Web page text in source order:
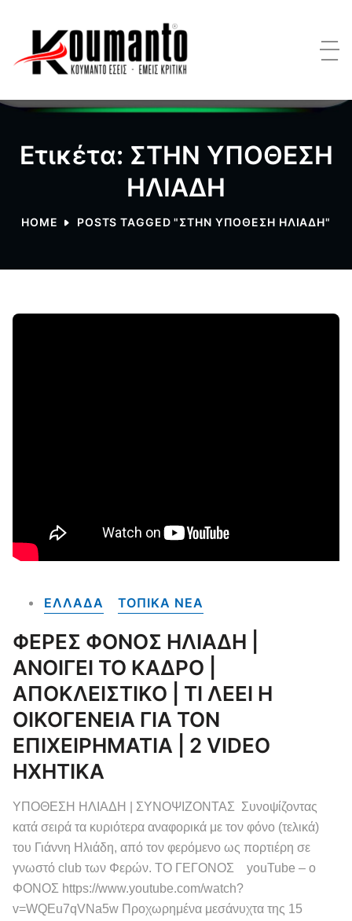
Ετικέτα: ΣΤΗΝ ΥΠΟΘΕΣΗ
ΗΛΙΑΔΗ
HOME POSTS TAGGED "ΣΤΗΝ ΥΠΟΘΕΣΗ ΗΛΙΑΔΗ"
ΕΛΛΑΔΑ ΤΟΠΙΚΑ NEA
ΦΕΡΕΣ ΦΟΝΟΣ ΗΛΙΑΔΗ |
ΑΝΟΙΓΕΙ ΤΟ ΚΑΔΡΟ |
ΑΠΟΚΛΕΙΣΤΙΚΟ | ΤΙ ΛΕΕΙ Η
ΟΙΚΟΓΕΝΕΙΑ ΓΙΑ ΤΟΝ
ΕΠΙΧΕΙΡΗΜΑΤΙΑ | 2 VIDEO
ΗΧΗΤΙΚΑ
ΥΠΟΘΕΣΗ ΗΛΙΑΔΗ | ΣΥΝΟΨΙΖΟΝΤΑΣ Συνοψίζοντας
κατά σειρά τα κυριότερα αναφορικά με τον φόνο (τελικά)
του Γιάννη Ηλιάδη, από τον φερόμενο ως πορτιέρη σε
γνωστό club των Φερών. ΤΟ ΓΕΓΟΝΟΣ youTube – ο
ΦΟΝΟΣ https://www.youtube.com/watch?
v=WQEu7qVNa5w Προχωρημένα μεσάνυχτα της 15